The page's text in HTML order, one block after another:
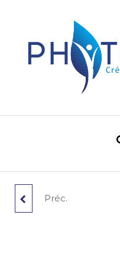
GENÉVRIER COMMUN
Préc.